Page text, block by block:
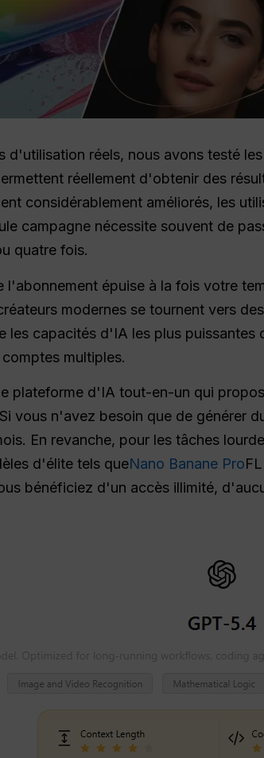
d'utilisation réels, nous avons testé
réellement d'obtenir des
considérablement améliorés, les
campagne nécessite souvent de
quatre fois.
l'abonnement épuise à la fois votre
modernes se tournent vers
les capacités d'IA les plus
multiples.
plateforme d'IA tout-en-un qui
vous n'avez besoin que de générer
En revanche, pour les tâches
d'élite tels queNano Banane Pro
bénéficiez d'un accès illimité,